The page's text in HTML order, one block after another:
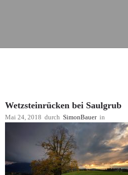
Wetzsteinrücken bei Saulgrub
Mai 24, 2018 durch SimonBauer in